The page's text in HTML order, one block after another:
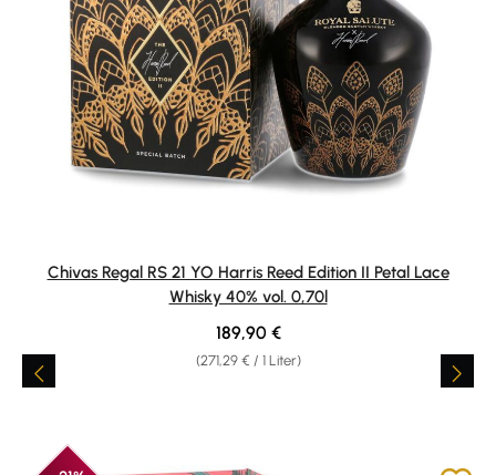
Chivas Regal RS 21 YO Harris Reed Edition II Petal Lace
Whisky 40% vol. 0,70l
(271,29 € / 1 Liter)
Regulärer Preis:
189,90 €